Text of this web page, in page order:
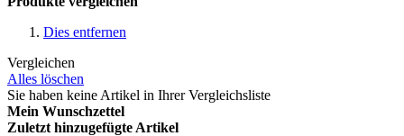
Dies entfernen
Vergleichen
Alles löschen
Sie haben keine Artikel in Ihrer Vergleichsliste
Mein Wunschzettel
Zuletzt hinzugefügte Artikel